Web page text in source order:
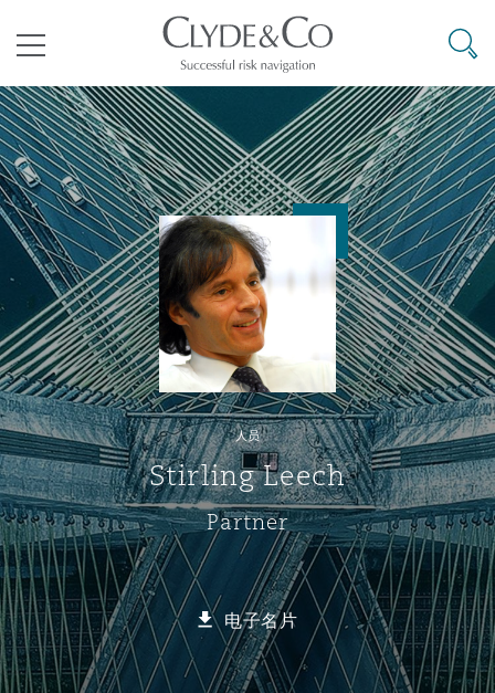
空 Business Jets
Carrier Liability
Commerical Dispute
Debt Recovery
Emergency Response & Crisis
Management
Finance & Leasing
业与咨询
商业
公司
企业、商业与合规保险
数据保护与隐私权
劳动、养老金和移民n
金融
议解决
Commercial Arbitration
Commercial Disputes
Commercial Litigation
源、海洋与贸易
Energy & Natural Resources
Marine
Trade & Commodities
险和再保险
Bermuda Form
Casualty
Corporate, Commercial &
Insurance
Cyber Risk
Employers' & Public Liability
Employment Practices
目和建筑工程
Construction Disputes
环境保护法
基础设施
PPP/PFI
Public Procurement
房地产
Anti-Bribery & Corruption
Compliance
External Investigations
Financial Services
Fraud & White-Collar Crime
Internal Investigations
候变化
Code
& Co Newton - 解锁智能索赔新模式
议融资
Eco Audit
罗
普敦
累斯萨拉姆
翰内斯堡
罗比 – 联营办公室
谷
京
里斯班
庆
港
隆坡 – 联营办公室
拉加斯
西哥城
约热内卢
地亚哥 – 联营办公室
保罗
布扎比
罗
哈
拜
达
雅得
特兰大
士顿
尔加里
加哥
拉斯
佛
伯丁
尔法斯特
明翰
里斯托尔
里
柏林（圣史蒂芬绿地大厦）
目录
其礼律所事务所
搜寻
人员
Stirling Leech
Partner
电子名片
选择所需部分